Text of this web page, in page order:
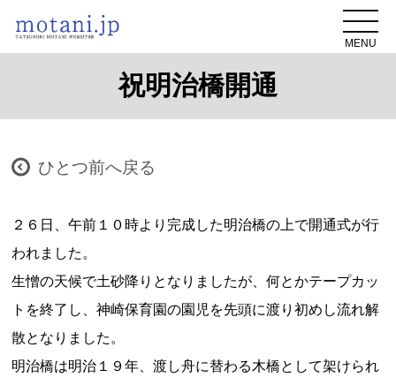
MENU
祝明治橋開通
ひとつ前へ戻る
２６日、午前１０時より完成した明治橋の上で開通式が行
われました。
生憎の天候で土砂降りとなりましたが、何とかテープカッ
トを終了し、神崎保育園の園児を先頭に渡り初めし流れ解
散となりました。
明治橋は明治１９年、渡し舟に替わる木橋として架けられ